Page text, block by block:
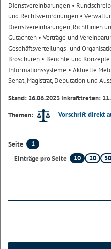
Dienstvereinbarungen •
und Rechtsverordnungen •
Dienstvereinbarungen, Richtlinien
Gutachten • Verträge und
Geschäftsverteilungs- und
Broschüren • Berichte und Konzepte
Informationssysteme • Aktuelle
Senat, Magistrat, Deputation und
Stand: 26.06.2023 Inkrafttreten:
Themen:
Vorschrift direkt
Seite
1
Einträge pro Seite
10 20 50